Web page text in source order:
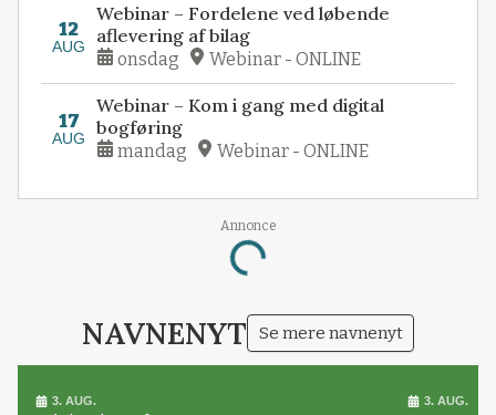
12
AUG
Webinar – Fordelene ved løbende
aflevering af bilag
onsdag Webinar - ONLINE
17
AUG
Webinar – Kom i gang med digital
bogføring
mandag Webinar - ONLINE
Annonce
Loading...
NAVNENYT Se mere navnenyt
3. AUG. 3. AUG.